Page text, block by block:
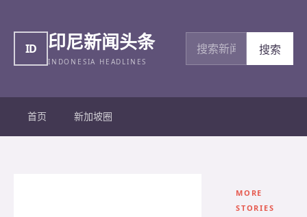
ID 印尼新闻头条
INDONESIA HEADLINES
搜索新闻
搜索
首页 新加坡圈
MORE
STORIES